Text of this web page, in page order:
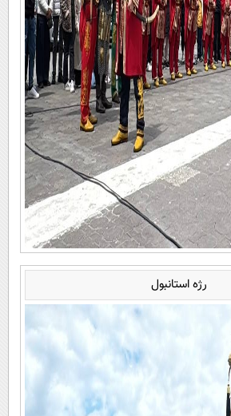
رژه استانبول